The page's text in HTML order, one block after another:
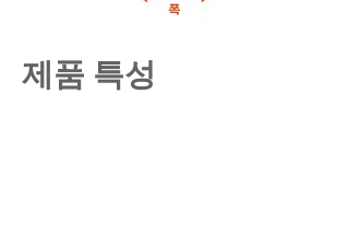
제품 특성